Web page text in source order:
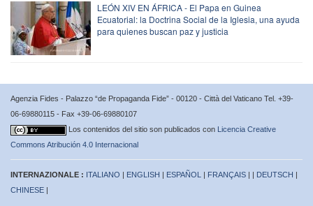
LEÓN XIV EN ÁFRICA - El Papa en Guinea
Ecuatorial: la Doctrina Social de la Iglesia, una ayuda
para quienes buscan paz y justicia
Agenzia Fides - Palazzo “de Propaganda Fide” - 00120 - Città del Vaticano Tel. +39-
06-69880115 - Fax +39-06-69880107
Los contenidos del sitio son publicados con Licencia Creative
Commons Atribución 4.0 Internacional
INTERNAZIONALE : ITALIANO | ENGLISH | ESPAÑOL | FRANÇAIS | | DEUTSCH |
CHINESE |